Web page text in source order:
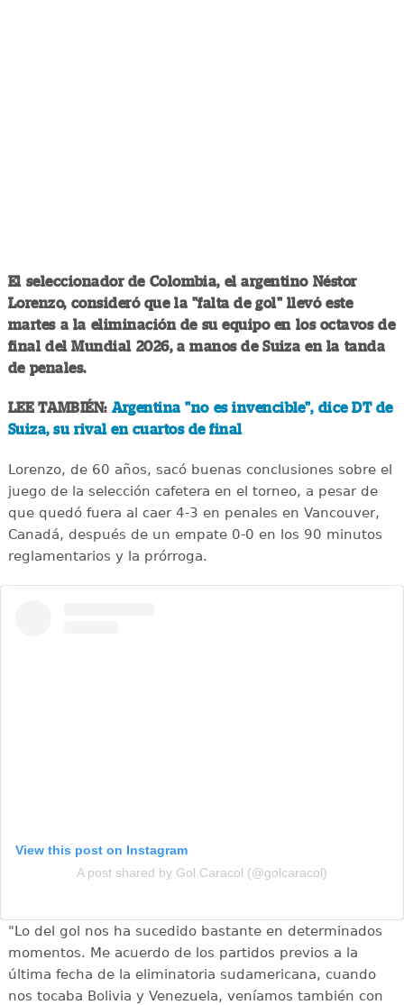
El seleccionador de Colombia, el argentino Néstor
Lorenzo, consideró que la "falta de gol" llevó este
martes a la eliminación de su equipo en los octavos de
final del Mundial 2026, a manos de Suiza en la tanda
de penales.
LEE TAMBIÉN: Argentina "no es invencible", dice DT de
Suiza, su rival en cuartos de final
Lorenzo, de 60 años, sacó buenas conclusiones sobre el
juego de la selección cafetera en el torneo, a pesar de
que quedó fuera al caer 4-3 en penales en Vancouver,
Canadá, después de un empate 0-0 en los 90 minutos
reglamentarios y la prórroga.
View this post on Instagram
A post shared by Gol Caracol (@golcaracol)
"Lo del gol nos ha sucedido bastante en determinados
momentos. Me acuerdo de los partidos previos a la
última fecha de la eliminatoria sudamericana, cuando
nos tocaba Bolivia y Venezuela, veníamos también con